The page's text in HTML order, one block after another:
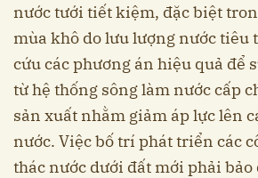
nước tưới tiết kiệm, đặc biệt
mùa khô do lưu lượng nước tiêu
cứu các phương án hiệu quả để
từ hệ thống sông làm nước cấp
sản xuất nhằm giảm áp lực lên
nước. Việc bố trí phát triển các
thác nước dưới đất mới phải